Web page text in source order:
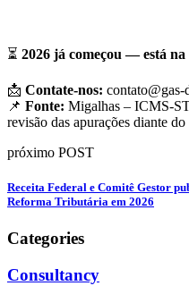
⏳ 2026 já começou — está
📩 Contate-nos:
📌 Fonte: Migalhas – ICMS-
revisão das apurações diante
próximo POST
Receita Federal e Comitê Gestor
Reforma Tributária em 2026
Categories
Consultancy